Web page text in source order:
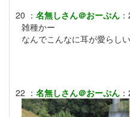
20 ： 名無しさん＠おーぷん ：
雑種かー
なんでこんなに耳が愛らし
22 ： 名無しさん＠おーぷん ：